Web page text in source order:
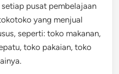
setiap pusat pembelajaan
yang menjual
seperti: toko makanan,
toko pakaian, toko